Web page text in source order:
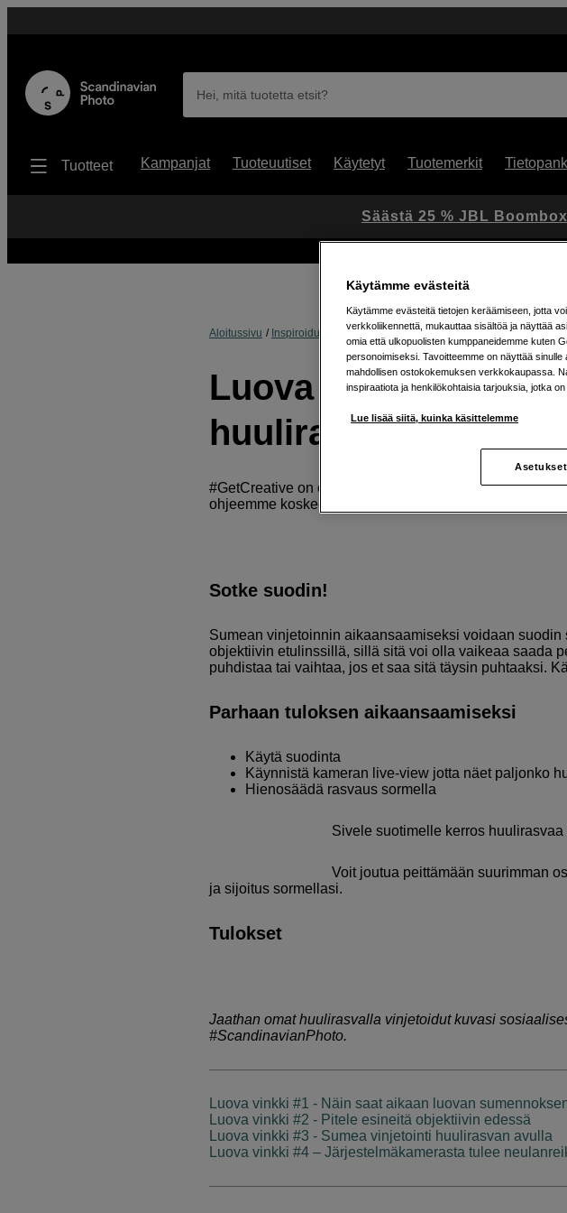
Hei, mitä tuotetta etsit?
Tuotteet Kampanjat Tuoteuutiset Käytetyt Tuotemerkit
Aloitussivu Inspiroidu Vinkit & Niksit Luova vinkki #3 - Sumea
Luova vinkki #3 -
huulirasvan avulla
#GetCreative on oivallinen tilaisuus saada meiltä
ohjeemme koskee sumean vinjetoinnin luomista
Sotke suodin!
Sumean vinjetoinnin aikaansaamiseksi voidaan
objektiivin etulinssillä, sillä sitä voi olla vaikeaa saada
puhdistaa tai vaihtaa, jos et saa sitä täysin puhtaaksi.
Parhaan tuloksen aikaansaamiseksi
Käytä suodinta
Käynnistä kameran live-view jotta näet paljonko
Hienosäädä rasvaus sormella
Sivele suotimelle kerros huulirasvaa
Voit joutua peittämään suurimman
ja sijoitus sormellasi.
Tulokset
Jaathan omat huulirasvalla vinjetoidut kuvasi
#ScandinavianPhoto.
Luova vinkki #1 - Näin saat aikaan luovan
Luova vinkki #2 - Pitele esineitä objektiivin edessä
Luova vinkki #3 - Sumea vinjetointi huulirasvan avulla
Luova vinkki #4 – Järjestelmäkamerasta tulee
Säästä 25 % JBL
Käytämme evästeitä
Käytämme evästeitä tietojen keräämiseen, jotta
verkkoliikennettä, mukauttaa sisältöä ja näyttää
omia että ulkopuolisten kumppaneidemme kuten
personoimiseksi. Tavoitteemme on näyttää
mahdollisen ostokokemuksen verkkokaupassa.
inspiraatiota ja henkilökohtaisia tarjouksia, jotka
Lue lisää siitä, kuinka käsittelemme
Asetukset